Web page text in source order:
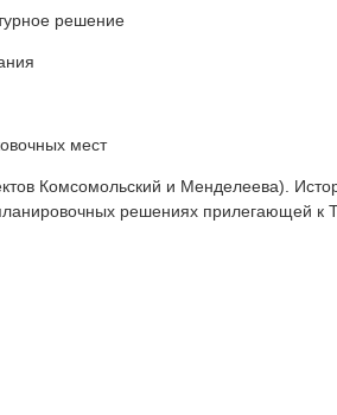
решение
мест
Комсомольский и Менделеева).
решениях прилегающей к